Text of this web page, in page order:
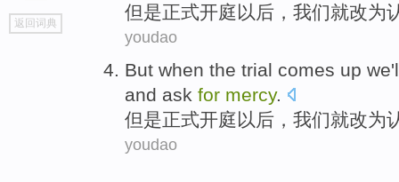
go
top
返回词典
但是正式开庭以后， 我们就改为
youdao
But when the trial comes up we
and ask for mercy.
但是正式开庭以后， 我们就改为
youdao